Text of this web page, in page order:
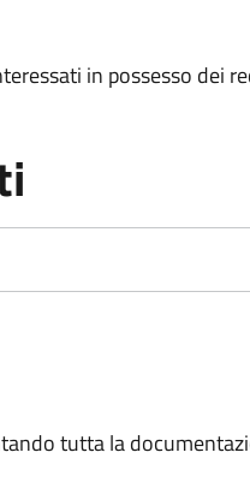
in possesso dei
tutta la